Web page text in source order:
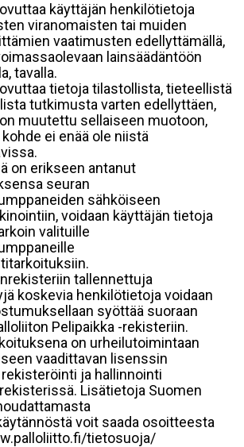
käyttäjän henkilötietoja
viranomaisten tai muiden
vaatimusten edellyttämällä,
lainsäädäntöön
tavalla.
tietoja tilastollista, tieteellistä
tutkimusta varten edellyttäen,
muutettu sellaiseen muotoon,
ei enää ole niistä
on erikseen antanut
seuran
sähköiseen
voidaan käyttäjän tietoja
valituille
tallennettuja
koskevia henkilötietoja voidaan
syöttää suoraan
Pelipaikka -rekisteriin.
on urheilutoimintaan
vaadittavan lisenssin
ja hallinnointi
Lisätietoja Suomen
voit saada osoitteesta
tietosuoja/